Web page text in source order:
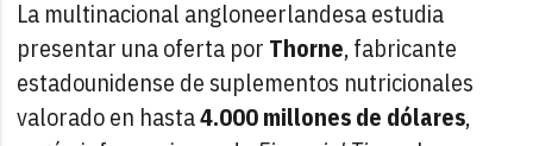
La multinacional angloneerlandesa estudia
presentar una oferta por Thorne, fabricante
estadounidense de suplementos nutricionales
valorado en hasta4.000 millones de dólares,